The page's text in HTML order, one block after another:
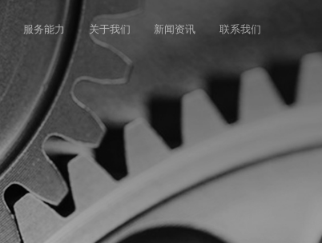
服务能力 关于我们 新闻资讯 联系我们